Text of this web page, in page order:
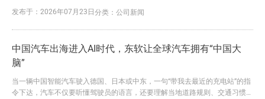
验，背后是AI时代，高算力车规级芯片与系统级软硬协同能力的深度融合。
基于此，7月22日，东软智行宣布与兆易创新达成战略合作，回应产业之需。
发布于：2026年07月23日 分类： 公司新闻
中国汽车出海进入AI时代，东软让全球汽车拥有“中国大
脑”
当一辆中国智能汽车驶入德国、日本或中东，一句“带我去最近的充电站”的指
令下达，汽车不仅要听懂驾驶员的语言，还要理解当地道路规则、交通习惯、